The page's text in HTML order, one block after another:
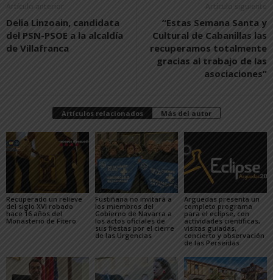
Artículo anterior
Delia Linzoain, candidata
del PSN-PSOE a la alcaldía
de Villafranca
Artículo siguiente
“Estas Semana Santa y
Cultural de Cabanillas las
recuperamos totalmente
gracias al trabajo de las
asociaciones”
Artículos relacionados Más del autor
Recuperado un relieve
del siglo XVI robado
hace 16 años del
Monasterio de Fitero
Fustiñana no invitará a
los miembros del
Gobierno de Navarra a
los actos oficiales de
sus fiestas por el cierre
de las Urgencias
Arguedas presenta un
completo programa
para el eclipse, con
actividades científicas,
visitas guiadas,
concierto y observación
de las Perseidas